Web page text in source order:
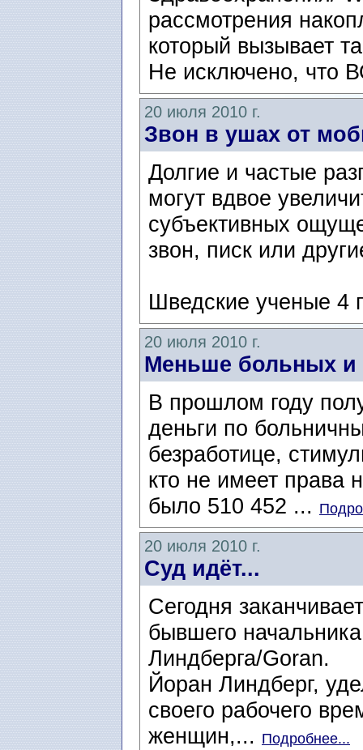
рассмотрения
который вызывает
Не исключено, что
20 июля 2010 г.
Звон в ушах от
Долгие и частые
могут вдвое
субъективных
звон, писк или
Шведские ученые 4
20 июля 2010 г.
Меньше больных и
В прошлом году
деньги по
безработице,
кто не имеет права
было 510 452 ...
20 июля 2010 г.
Суд идёт...
Сегодня
бывшего
Линдберга/Goran.
Йоран Линдберг,
своего рабочего
женщин,... Подробнее...